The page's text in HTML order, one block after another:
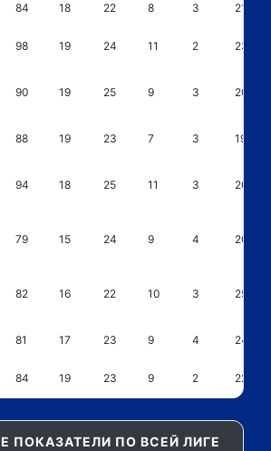
84 18 22 8 3 21
98 19 24 11 2 23
90 19 25 9 3 20
88 19 23 7 3 19
94 18 25 11 3 20
79 15 24 9 4 20
82 16 22 10 3 25
81 17 23 9 4 24
84 19 23 9 2 22
ПОКАЗАТЕЛИ ПО ВСЕЙ ЛИГЕ